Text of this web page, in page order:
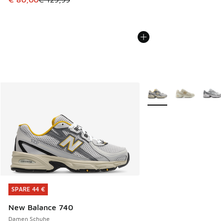
SPARE 44 €
New Balance 740
Damen Schuhe
SPARE 44 €
Weitere Farben